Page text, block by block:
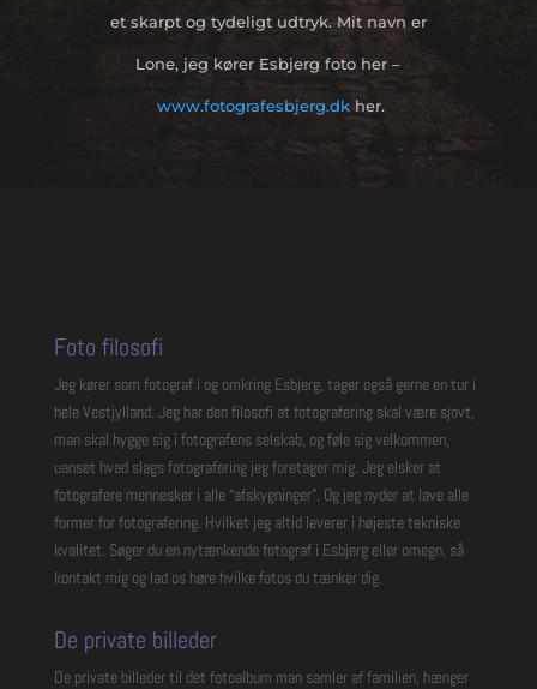
et skarpt og tydeligt udtryk. Mit navn er
Lone, jeg kører Esbjerg foto her –
www.fotografesbjerg.dkher.
Foto filosofi
Jeg kører som fotograf i og omkring Esbjerg, tager også gerne en tur i
hele Vestjylland. Jeg har den filosofi at fotografering skal være sjovt,
man skal hygge sig i fotografens selskab, og føle sig velkommen,
uanset hvad slags fotografering jeg foretager mig. Jeg elsker at
fotografere mennesker i alle “afskygninger”. Og jeg nyder at lave alle
former for fotografering. Hvilket jeg altid leverer i højeste tekniske
kvalitet. Søger du en nytænkende fotograf i Esbjerg eller omegn, så
kontakt mig og lad os høre hvilke fotos du tænker dig.
De private billeder
De private billeder til det fotoalbum man samler af familien, hænger